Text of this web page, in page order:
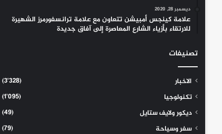
ديسمبر 28, 2020
علامة كينجس أمبيشن تتعاون مع علامة ترانسفورمرز الشهيرة
للارتقاء بأزياء الشارع المعاصرة إلى آفاق جديدة
تصنيفات
الاخبار
(3٬328)
تكنولوجيا
(1٬095)
ديكور ولايف ستايل
(49)
سفر وسياحة
(79)